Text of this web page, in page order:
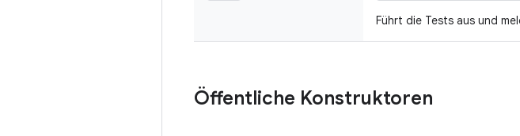
Führt die Tests aus und
Öffentliche Konstruktoren